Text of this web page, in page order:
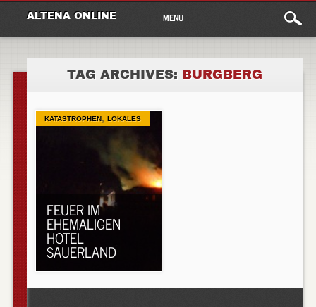
ALTENA ONLINE
Main
menu
content
MENU
TAG ARCHIVES: BURGBERG
KATASTROPHEN, LOKALES
FEUER IM
EHEMALIGEN
HOTEL
SAUERLAND